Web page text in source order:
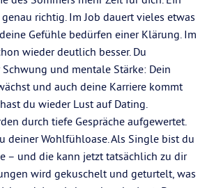
richtig. Im Job dauert vieles etwas
Gefühle bedürfen einer Klärung. Im
wieder deutlich besser. Du
und mentale Stärke: Dein
und auch deine Karriere kommt
du wieder Lust auf Dating.
durch tiefe Gespräche aufgewertet.
deiner Wohlfühloase. Als Single bist du
– und die kann jetzt tatsächlich zu dir
wird gekuschelt und geturtelt, was